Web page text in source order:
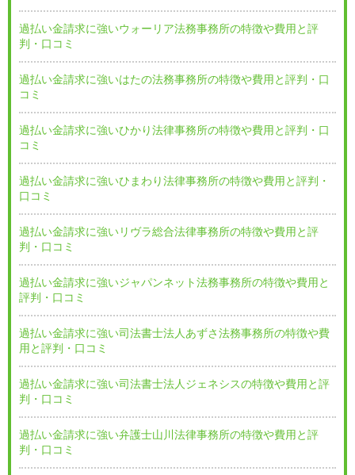
過払い金請求に強いウォーリア法務事務所の特徴や費用と評
判・口コミ
過払い金請求に強いはたの法務事務所の特徴や費用と評判・口
コミ
過払い金請求に強いひかり法律事務所の特徴や費用と評判・口
コミ
過払い金請求に強いひまわり法律事務所の特徴や費用と評判・
口コミ
過払い金請求に強いリヴラ総合法律事務所の特徴や費用と評
判・口コミ
過払い金請求に強いジャパンネット法務事務所の特徴や費用と
評判・口コミ
過払い金請求に強い司法書士法人あずさ法務事務所の特徴や費
用と評判・口コミ
過払い金請求に強い司法書士法人ジェネシスの特徴や費用と評
判・口コミ
過払い金請求に強い弁護士山川法律事務所の特徴や費用と評
判・口コミ